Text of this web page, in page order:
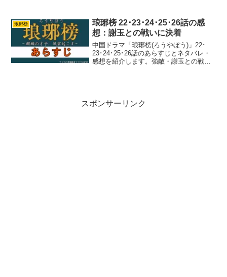
琅琊榜
琅琊榜 22･23･24･25･26話の感
想：謝玉との戦いに決着
中国ドラマ「琅琊榜(ろうやぼう)」22･
23･24･25･26話のあらすじとネタバレ・
感想を紹介します。強敵・謝玉との戦い
スポンサーリンク